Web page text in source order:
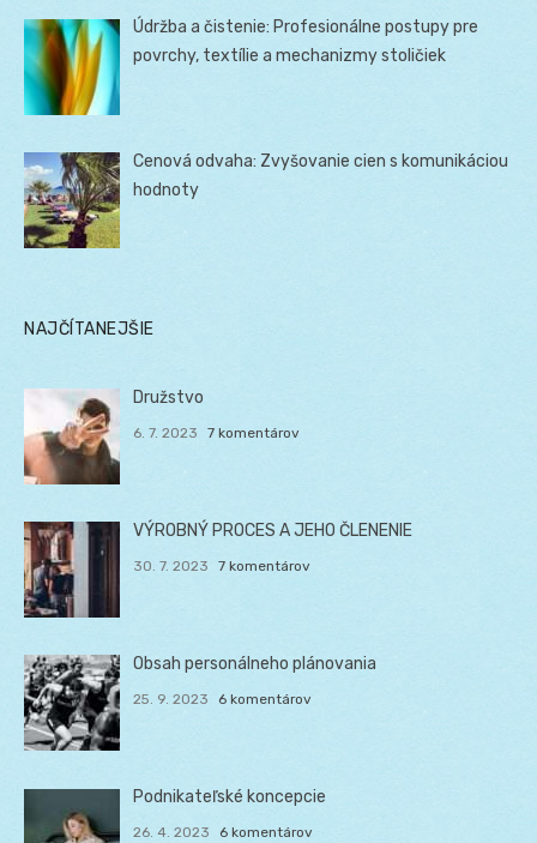
Údržba a čistenie: Profesionálne postupy pre
povrchy, textílie a mechanizmy stoličiek
Cenová odvaha: Zvyšovanie cien s komunikáciou
hodnoty
NAJČÍTANEJŠIE
Družstvo
6. 7. 2023 7 komentárov
VÝROBNÝ PROCES A JEHO ČLENENIE
30. 7. 2023 7 komentárov
Obsah personálneho plánovania
25. 9. 2023 6 komentárov
Podnikateľské koncepcie
26. 4. 2023 6 komentárov